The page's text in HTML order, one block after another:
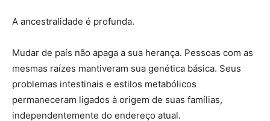
A ancestralidade é profunda.
Mudar de país não apaga a sua herança. Pessoas com as
mesmas raízes mantiveram sua genética básica. Seus
problemas intestinais e estilos metabólicos
permaneceram ligados à origem de suas famílias,
independentemente do endereço atual.